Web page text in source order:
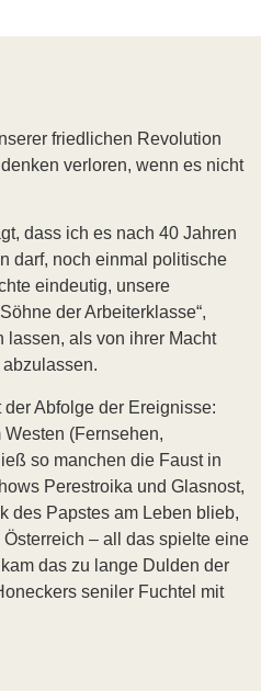
friedlichen Revolution
verloren, wenn es nicht
dass ich es nach 40 Jahren
darf, noch einmal politische
eindeutig, unsere
der Arbeiterklasse“,
lassen, als von ihrer Macht
Abfolge der Ereignisse:
(Fernsehen,
so manchen die Faust in
Perestroika und Glasnost,
des Papstes am Leben blieb,
– all das spielte eine
das zu lange Dulden der
seniler Fuchtel mit